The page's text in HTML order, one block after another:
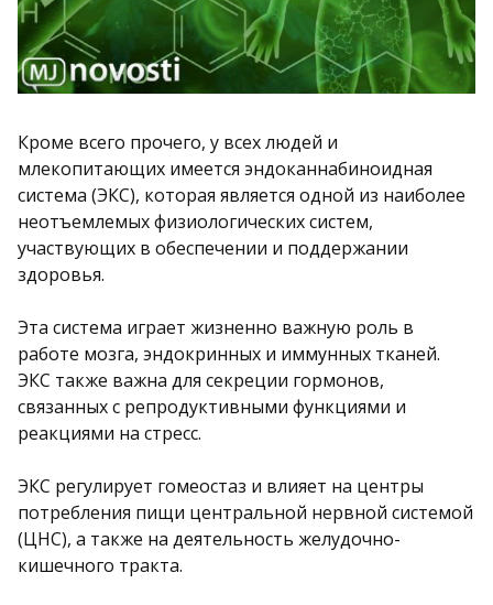
Кроме всего прочего, у всех людей и
млекопитающих имеется эндоканнабиноидная
система (ЭКС), которая является одной из наиболее
неотъемлемых физиологических систем,
участвующих в обеспечении и поддержании
здоровья.
Эта система играет жизненно важную роль в
работе мозга, эндокринных и иммунных тканей.
ЭКС также важна для секреции гормонов,
связанных с репродуктивными функциями и
реакциями на стресс.
ЭКС регулирует гомеостаз и влияет на центры
потребления пищи центральной нервной системой
(ЦНС), а также на деятельность желудочно-
кишечного тракта.